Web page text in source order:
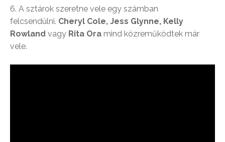
6. A sztárok szeretne vele egy számban
felcsendülni. Cheryl Cole, Jess Glynne, Kelly
Rowland vagy Rita Ora mind közreműködtek már
vele.